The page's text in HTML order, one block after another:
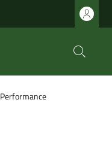
Performance